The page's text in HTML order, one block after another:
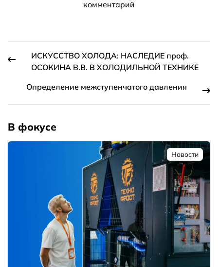
комментарий
ИСКУССТВО ХОЛОДА: НАСЛЕДИЕ проф.
ОСОКИНА В.В. В ХОЛОДИЛЬНОЙ ТЕХНИКЕ
Определение межступенчатого давления
В фокусе
Новости